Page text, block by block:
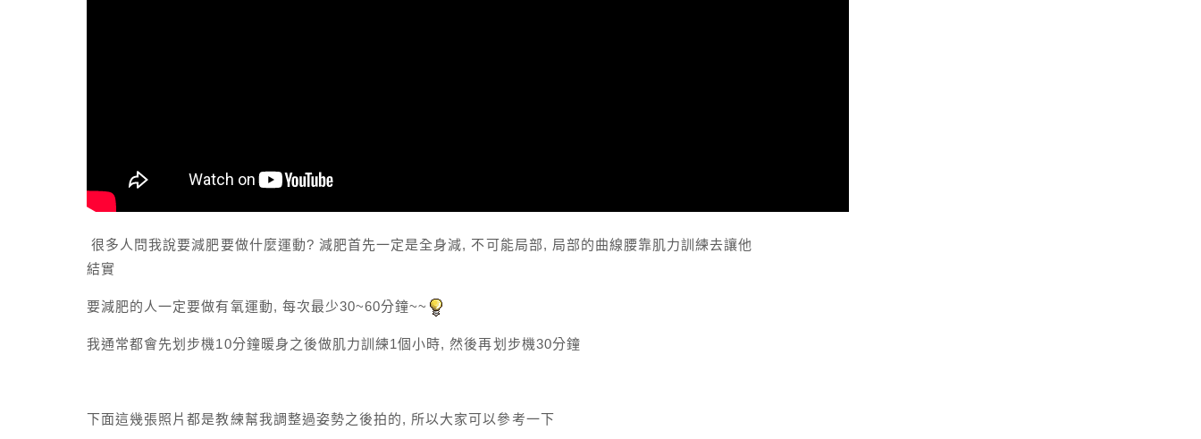
很多人問我說要減肥要做什麼運動? 減肥首先一定是全身減, 不可能局部, 局部的曲線腰靠肌力訓練去讓他
結實
要減肥的人一定要做有氧運動, 每次最少30~60分鐘~~
我通常都會先划步機10分鐘暖身之後做肌力訓練1個小時, 然後再划步機30分鐘
下面這幾張照片都是教練幫我調整過姿勢之後拍的, 所以大家可以參考一下